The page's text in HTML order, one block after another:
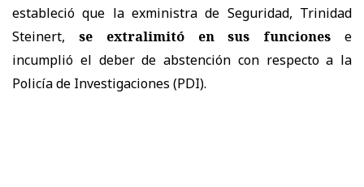
estableció que la exministra de Seguridad, Trinidad
Steinert, se extralimitó en sus funciones e
incumplió el deber de abstención con respecto a la
Policía de Investigaciones (PDI).